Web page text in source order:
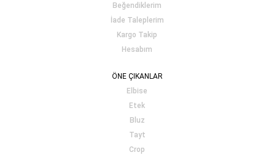
Beğendiklerim
İade Taleplerim
Kargo Takip
Hesabım
ÖNE ÇIKANLAR
Elbise
Etek
Bluz
Tayt
Crop